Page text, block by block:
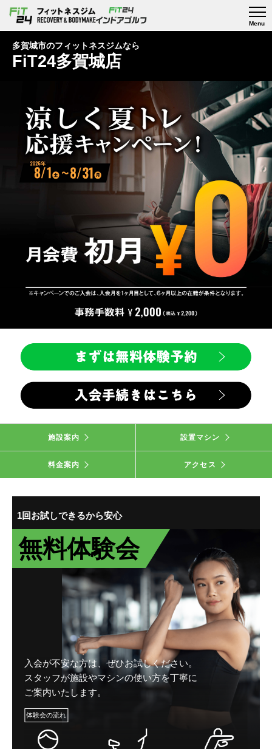
多賀城市のフィットネスジムなら
FiT24多賀城店
施設案内 設置マシン
料金案内 アクセス
1回お試しできるから安心
無料体験会
入会が不安な方は、ぜひお試しください。
スタッフが施設やマシンの使い方を丁寧に
ご案内いたします。
体験会の流れ